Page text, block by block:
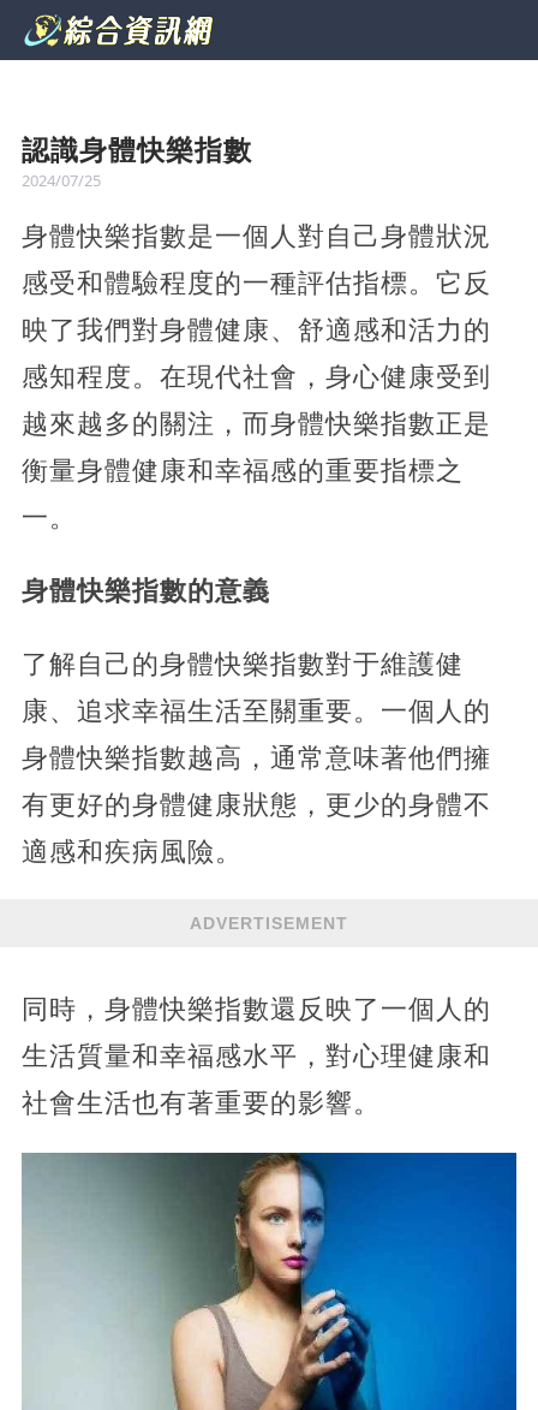
認識身體快樂指數
2024/07/25
身體快樂指數是一個人對自己身體狀況
感受和體驗程度的一種評估指標。它反
映了我們對身體健康、舒適感和活力的
感知程度。在現代社會，身心健康受到
越來越多的關注，而身體快樂指數正是
衡量身體健康和幸福感的重要指標之
一。
身體快樂指數的意義
了解自己的身體快樂指數對于維護健
康、追求幸福生活至關重要。一個人的
身體快樂指數越高，通常意味著他們擁
有更好的身體健康狀態，更少的身體不
適感和疾病風險。
ADVERTISEMENT
同時，身體快樂指數還反映了一個人的
生活質量和幸福感水平，對心理健康和
社會生活也有著重要的影響。